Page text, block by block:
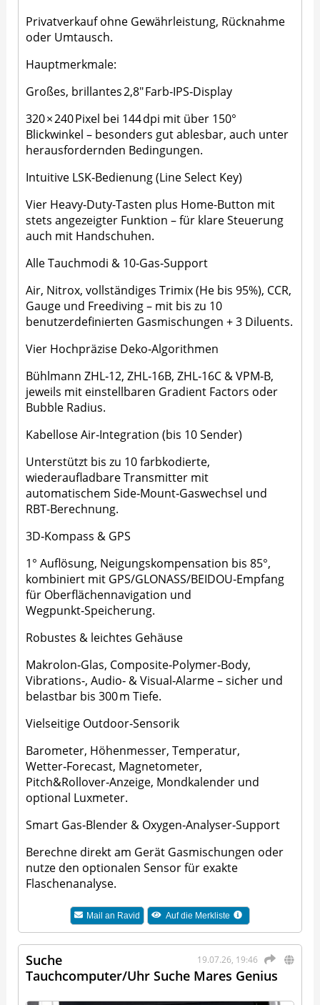
Privatverkauf ohne Gewährleistung, Rücknahme
oder Umtausch.
Hauptmerkmale:
Großes, brillantes 2,8″ Farb‑IPS‑Display
320 × 240 Pixel bei 144 dpi mit über 150°
Blickwinkel – besonders gut ablesbar, auch unter
herausfordernden Bedingungen.
Intuitive LSK‑Bedienung (Line Select Key)
Vier Heavy‑Duty-Tasten plus Home-Button mit
stets angezeigter Funktion – für klare Steuerung
auch mit Handschuhen.
Alle Tauchmodi & 10‑Gas‑Support
Air, Nitrox, vollständiges Trimix (He bis 95%), CCR,
Gauge und Freediving – mit bis zu 10
benutzerdefinierten Gasmischungen + 3 Diluents.
Vier Hochpräzise Deko‑Algorithmen
Bühlmann ZHL‑12, ZHL‑16B, ZHL‑16C & VPM‑B,
jeweils mit einstellbaren Gradient Factors oder
Bubble Radius.
Kabellose Air‑Integration (bis 10 Sender)
Unterstützt bis zu 10 farbkodierte,
wiederaufladbare Transmitter mit
automatischem Side‑Mount‑Gaswechsel und
RBT-Berechnung.
3D‑Kompass & GPS
1° Auflösung, Neigungskompensation bis 85°,
kombiniert mit GPS/GLONASS/BEIDOU‑Empfang
für Oberflächennavigation und
Wegpunkt‑Speicherung.
Robustes & leichtes Gehäuse
Makrolon‑Glas, Composite‑Polymer‑Body,
Vibrations‑, Audio‑ & Visual‑Alarme – sicher und
belastbar bis 300 m Tiefe.
Vielseitige Outdoor‑Sensorik
Barometer, Höhenmesser, Temperatur,
Wetter‑Forecast, Magnetometer,
Pitch&Rollover‑Anzeige, Mondkalender und
optional Luxmeter.
Smart Gas‑Blender & Oxygen‑Analyser‑Support
Berechne direkt am Gerät Gasmischungen oder
nutze den optionalen Sensor für exakte
Flaschenanalyse.
Mail an Ravid Auf die Merkliste
19.07.26, 19:46
Suche
Tauchcomputer/Uhr Suche Mares Genius